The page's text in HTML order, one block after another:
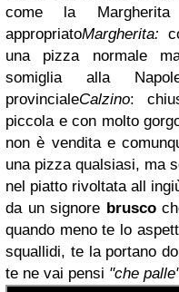
come la
appropriatoMargherita:
una pizza normale
somiglia alla
provincialeCalzino:
piccola e con molto
non è vendita e
una pizza qualsiasi, ma
nel piatto rivoltata all
da un signore brusco
quando meno te lo
squallidi, te la portano
te ne vai pensi "che